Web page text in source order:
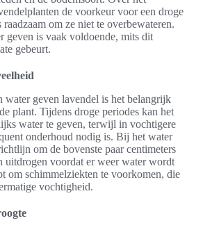
de voorkeur voor een droge
om ze niet te overbewateren.
geven is vaak voldoende, mits dit
gebeurt.
water geven lavendel is het belangrijk
plant. Tijdens droge periodes kan het
water te geven, terwijl in vochtigere
onderhoud nodig is. Bij het water
om de bovenste paar centimeters
uitdrogen voordat er weer water wordt
om schimmelziekten te voorkomen, die
vochtigheid.